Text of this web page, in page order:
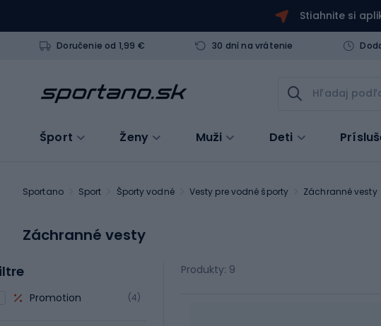
Stiahnite si
Doručenie od 1,99 € 30 dní na vrátenie
Šport Ženy Muži Deti
Sportano Sport Športy vodné Vesty pre vodné športy Záchranné vesty
Záchranné vesty
Promotion (4)
Produkty: 9